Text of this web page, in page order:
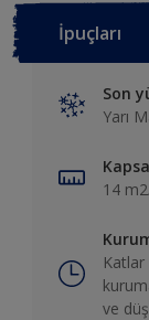
İpuçları
Son
Yarı
14
ve